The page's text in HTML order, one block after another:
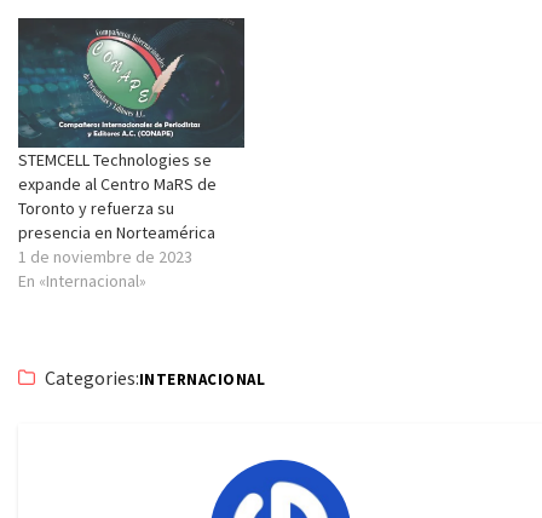
STEMCELL Technologies se
expande al Centro MaRS de
Toronto y refuerza su
presencia en Norteamérica
1 de noviembre de 2023
En «Internacional»
Categories:INTERNACIONAL